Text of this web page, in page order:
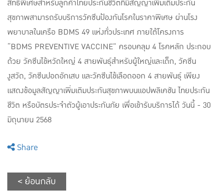
สิทธิพิเศษสำหรับลูกค้าไทยประกันชีวิตที่มีสัญญาเพิ่มเติมประกัน
สุขภาพสามารถรับบริการวัคซีนป้องกันโรคในราคาพิเศษ ผ่านโรง
พยาบาลในเครือ BDMS 49 แห่งทั่วประเทศ ภายใต้โครงการ
“BDMS PREVENTIVE VACCINE” ครอบคลุม 4 โรคหลัก ประกอบ
ด้วย วัคซีนไข้หวัดใหญ่ 4 สายพันธุ์สำหรับผู้ใหญ่และเด็ก, วัคซีน
งูสวัด, วัคซีนปอดอักเสบ และวัคซีนไข้เลือดออก 4 สายพันธุ์ เพียง
แสดงข้อมูลสัญญาเพิ่มเติมประกันสุขภาพบนแอปพลิเคชัน ไทยประกัน
ชีวิต หรือบัตรประจำตัวผู้เอาประกันภัย เพื่อเข้ารับบริการได้ วันนี้ - 30
มิถุนายน 2568
Share
< ย้อนกลับ